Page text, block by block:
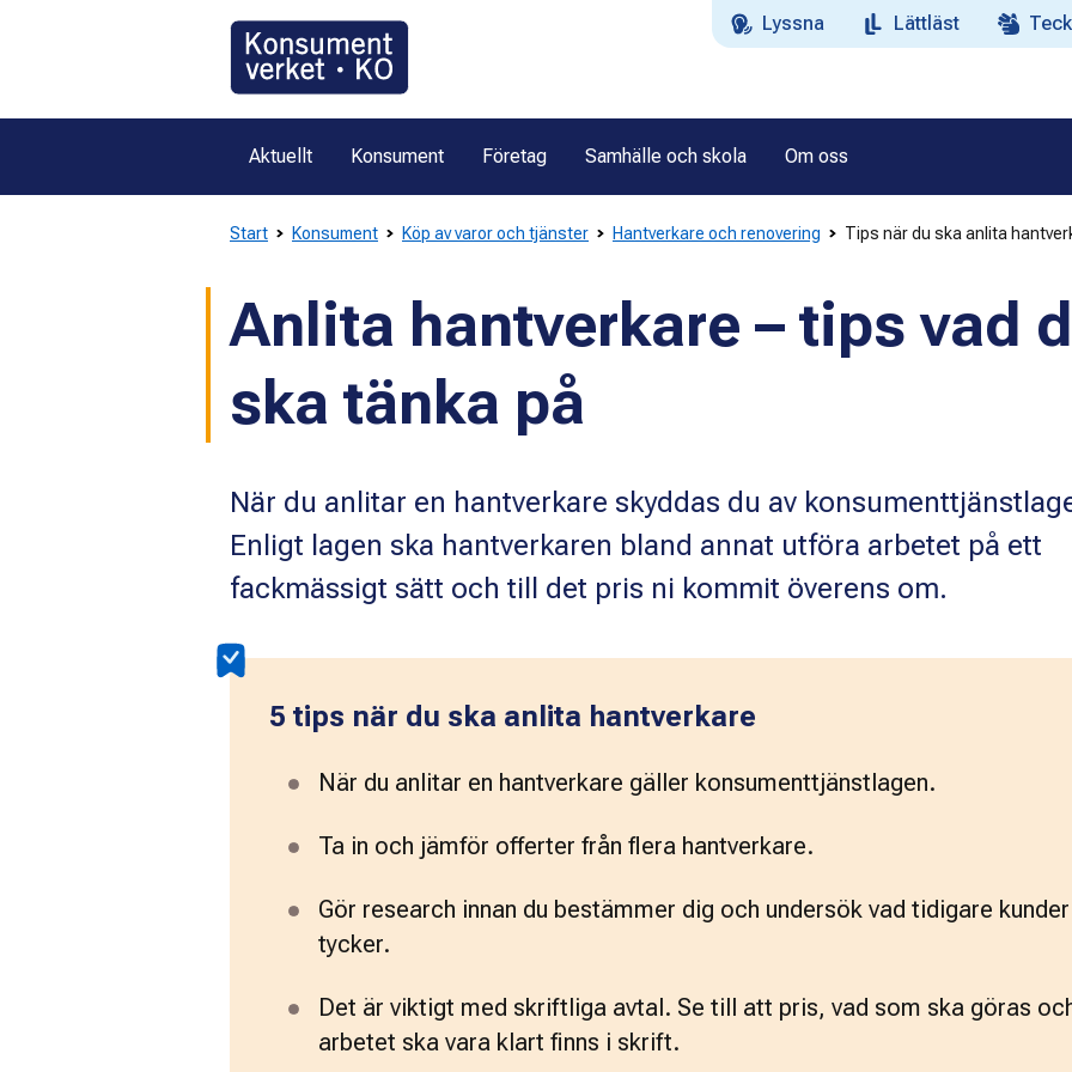
Lyssna Lättläst
Aktuellt Konsument Företag Samhälle och skola Om oss
Start Konsument Köp av varor och tjänster Hantverkare och renovering Tips när du ska anlita
Anlita hantverkare – tips vad
ska tänka på
När du anlitar en hantverkare skyddas du av
Enligt lagen ska hantverkaren bland annat utföra arbetet på ett
fackmässigt sätt och till det pris ni kommit överens om.
5 tips när du ska anlita hantverkare
När du anlitar en hantverkare gäller konsumenttjänstlagen.
Ta in och jämför offerter från flera hantverkare.
Gör research innan du bestämmer dig och undersök vad tidigare kunder
tycker.
Det är viktigt med skriftliga avtal. Se till att pris, vad som ska göras
arbetet ska vara klart finns i skrift.